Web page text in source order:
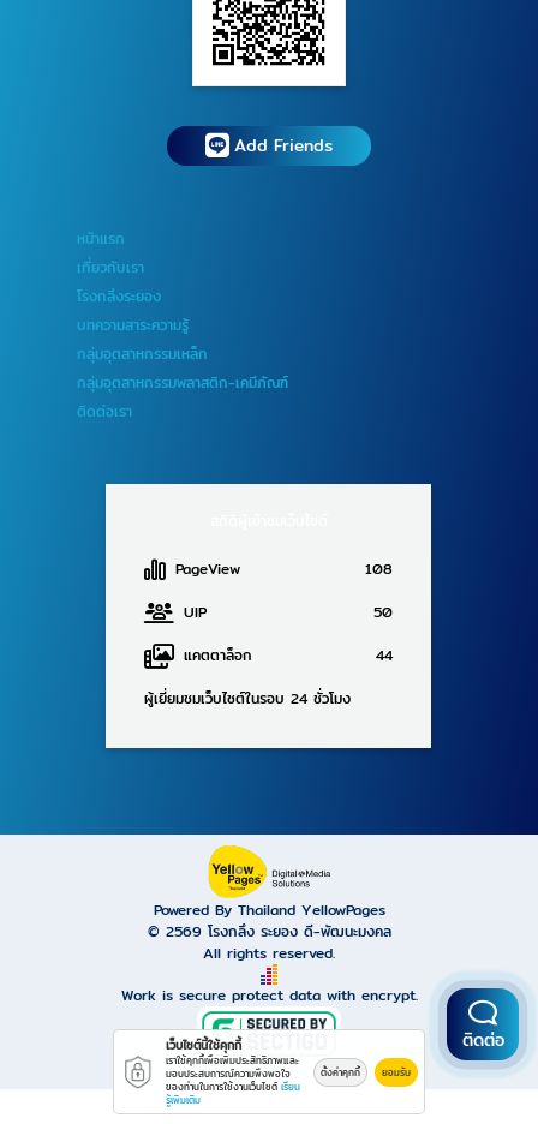
Add Friends
หน้าแรก
เกี่ยวกับเรา
โรงกลึงระยอง
บทความสาระความรู้
กลุ่มอุตสาหกรรมเหล็ก
กลุ่มอุตสาหกรรมพลาสติก-เคมีภัณฑ์
ติดต่อเรา
PageView
108
UIP
50
แคตตาล็อก
44
ผู้เยี่ยมชมเว็บไซต์ในรอบ 24 ชั่วโมง
Powered By Thailand YellowPages
© 2569 โรงกลึง ระยอง ดี-พัฒนะมงคล
All rights reserved.
Work is secure protect data with encrypt.
ติดต่อ
เว็บไซต์นี้ใช้คุกกี้
เราใช้คุกกี้เพื่อเพิ่มประสิทธิภาพและ
มอบประสบการณ์ความพึงพอใจ
ของท่านในการใช้งานเว็บไซต์ เรียน
รู้เพิ่มเติม
ตั้งค่าคุกกี้ ยอมรับ